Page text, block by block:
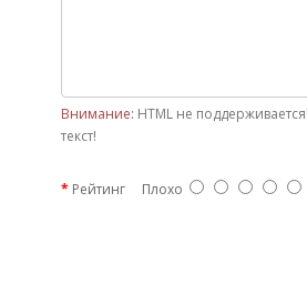
Внимание: HTML не
текст!
Рейтинг Плохо